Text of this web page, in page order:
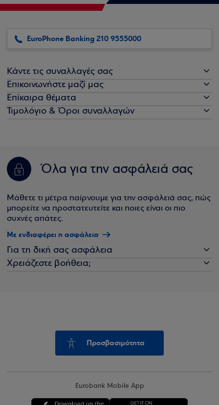
EuroPhone Banking 210 9555000
Κάντε τις συναλλαγές σας
Επικοινωνήστε μαζί μας
Επίκαιρα θέματα
Τιμολόγιο & Όροι συναλλαγών
Όλα για την ασφάλειά σας
Μάθετε τι μέτρα παίρνουμε για την ασφάλειά σας, πώς
μπορείτε να προστατευτείτε και ποιες είναι οι πιο
συχνές απάτες.
Με ενδιαφέρει η ασφάλεια
Για τη δική σας ασφάλεια
Χρειάζεστε βοήθεια;
Προσβασιμότητα
Eurobank Mobile App